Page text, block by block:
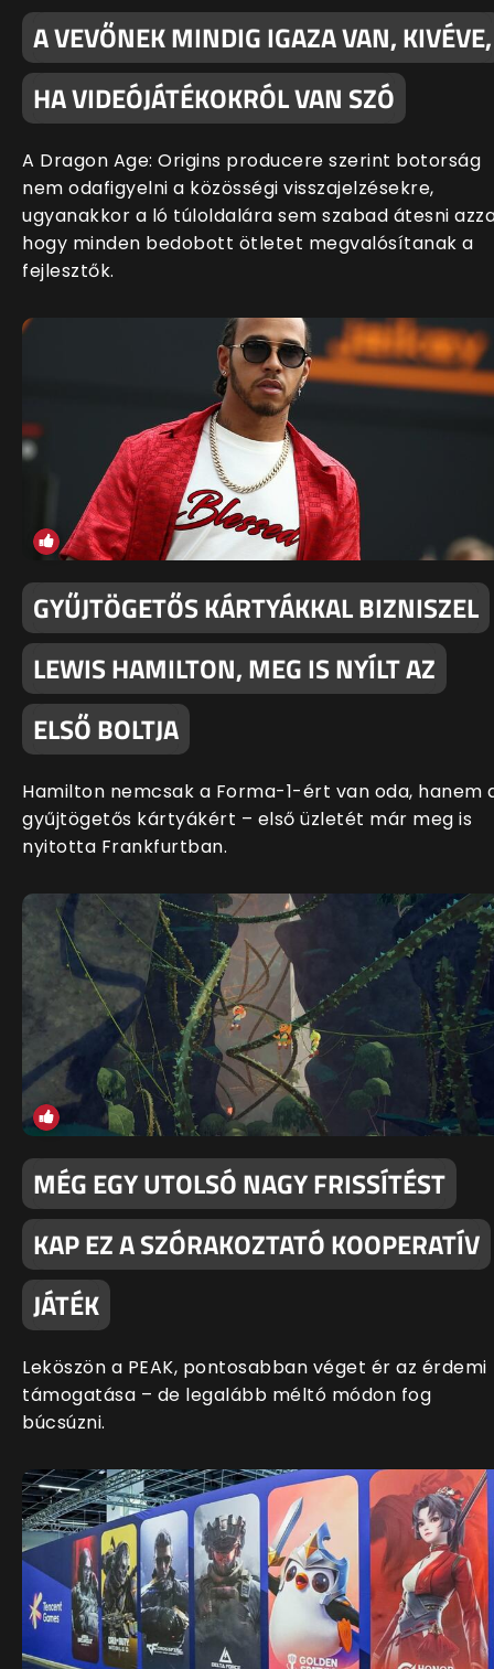
A VEVŐNEK MINDIG IGAZA VAN, KIVÉVE,
HA VIDEÓJÁTÉKOKRÓL VAN SZÓ
A Dragon Age: Origins producere szerint botorság
nem odafigyelni a közösségi visszajelzésekre,
ugyanakkor a ló túloldalára sem szabad átesni
hogy minden bedobott ötletet megvalósítanak a
fejlesztők.
GYŰJTÖGETŐS KÁRTYÁKKAL BIZNISZEL
LEWIS HAMILTON, MEG IS NYÍLT AZ
ELSŐ BOLTJA
Hamilton nemcsak a Forma-1-ért van oda, hanem
gyűjtögetős kártyákért – első üzletét már meg is
nyitotta Frankfurtban.
MÉG EGY UTOLSÓ NAGY FRISSÍTÉST
KAP EZ A SZÓRAKOZTATÓ KOOPERATÍV
JÁTÉK
Leköszön a PEAK, pontosabban véget ér az érdemi
támogatása – de legalább méltó módon fog
búcsúzni.